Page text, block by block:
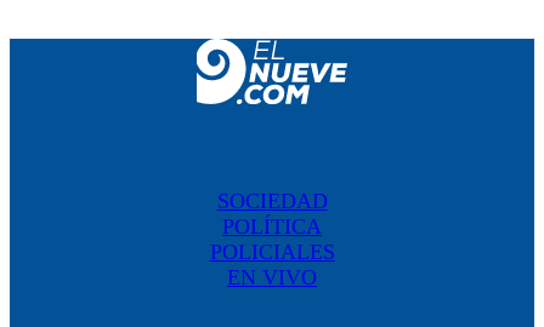
SOCIEDAD
POLÍTICA
POLICIALES
EN VIVO